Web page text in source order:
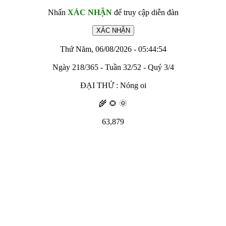
Nhấn XÁC NHẬNđể truy cập diễn đàn
Thứ Năm, 06/08/2026 - 05:44:54
Ngày 218/365 - Tuần 32/52 - Quý 3/4
ĐẠI THỬ : Nóng oi
🌾 🌻 🌞
63,879